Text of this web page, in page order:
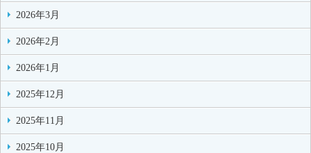
2026年3月
2026年2月
2026年1月
2025年12月
2025年11月
2025年10月